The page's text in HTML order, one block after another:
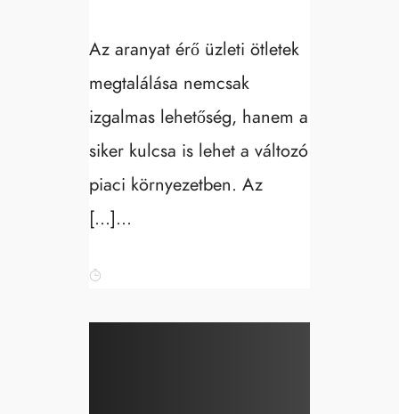
Az aranyat érő üzleti ötletek
megtalálása nemcsak
izgalmas lehetőség, hanem a
siker kulcsa is lehet a változó
piaci környezetben. Az
[…]...